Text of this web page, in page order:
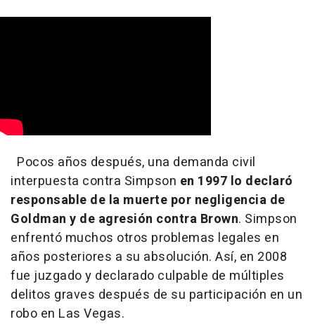
Pocos años después, una demanda civil
interpuesta contra Simpson en 1997 lo declaró
responsable de la muerte por negligencia de
Goldman y de agresión contra Brown. Simpson
enfrentó muchos otros problemas legales en
años posteriores a su absolución. Así, en 2008
fue juzgado y declarado culpable de múltiples
delitos graves después de su participación en un
robo en Las Vegas.